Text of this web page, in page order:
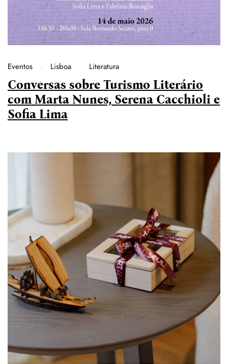
Eventos Lisboa Literatura
Conversas sobre Turismo Literário
com Marta Nunes, Serena Cacchioli e
Sofia Lima